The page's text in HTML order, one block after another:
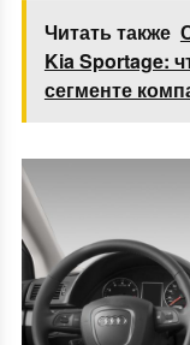
Читать также
Kia Sportage:
сегменте